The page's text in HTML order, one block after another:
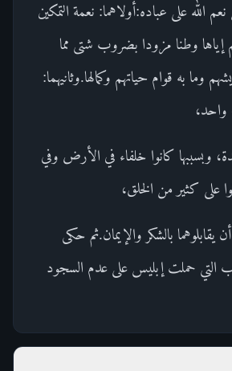
الله على عباده:أولاهما: نعمة التمكين
وطنا مزودا بضروب شتى مما
وما به قوام حياتهم وكمالها.وثانيهما:
وبسببها كانوا خلفاء في الأرض وفي
على كثير من الخلق،
يقابلوهما بالشكر والإيمان.ثم حكى
التي حملت إبليس على عدم السجود